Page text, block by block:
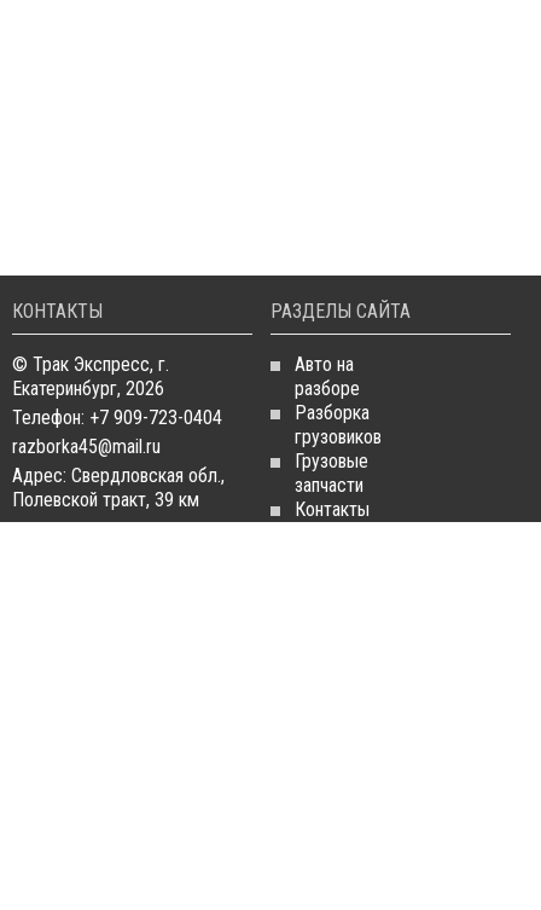
КОНТАКТЫ
© Трак Экспресс, г.
Екатеринбург, 2026
Телефон: +7 909-723-0404
razborka45@mail.ru
Адрес: Свердловская обл.,
Полевской тракт, 39 км
РАЗДЕЛЫ САЙТА
Авто на
разборе
Разборка
грузовиков
Грузовые
запчасти
Контакты